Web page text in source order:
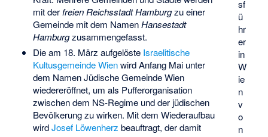
sf
ü
hr
er
in
W
ie
n
v
o
n
mit derfreien Reichsstadt Hamburgzu einer
Gemeinde mit dem NamenHansestadt
Hamburgzusammengefasst.
Die am 18. März aufgelöste Israelitische
Kultusgemeinde Wienwird Anfang Mai unter
dem Namen Jüdische Gemeinde Wien
wiedereröffnet, um als Pufferorganisation
zwischen dem NS-Regime und der jüdischen
Bevölkerung zu wirken. Mit dem Wiederaufbau
wirdJosef Löwenherz beauftragt, der damit